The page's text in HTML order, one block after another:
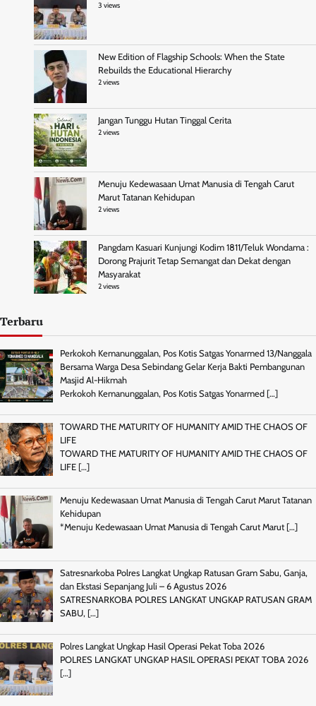
3 views
New Edition of Flagship Schools: When the State
Rebuilds the Educational Hierarchy
2 views
Jangan Tunggu Hutan Tinggal Cerita
2 views
Menuju Kedewasaan Umat Manusia di Tengah Carut
Marut Tatanan Kehidupan
2 views
Pangdam Kasuari Kunjungi Kodim 1811/Teluk Wondama :
Dorong Prajurit Tetap Semangat dan Dekat dengan
Masyarakat
2 views
Terbaru
Perkokoh Kemanunggalan, Pos Kotis Satgas Yonarmed 13/Nanggala
Bersama Warga Desa Sebindang Gelar Kerja Bakti Pembangunan
Masjid Al-Hikmah
Perkokoh Kemanunggalan, Pos Kotis Satgas Yonarmed […]
TOWARD THE MATURITY OF HUMANITY AMID THE CHAOS OF
LIFE
TOWARD THE MATURITY OF HUMANITY AMID THE CHAOS OF
LIFE […]
Menuju Kedewasaan Umat Manusia di Tengah Carut Marut Tatanan
Kehidupan
*Menuju Kedewasaan Umat Manusia di Tengah Carut Marut […]
Satresnarkoba Polres Langkat Ungkap Ratusan Gram Sabu, Ganja,
dan Ekstasi Sepanjang Juli – 6 Agustus 2026
SATRESNARKOBA POLRES LANGKAT UNGKAP RATUSAN GRAM
SABU, […]
Polres Langkat Ungkap Hasil Operasi Pekat Toba 2026
POLRES LANGKAT UNGKAP HASIL OPERASI PEKAT TOBA 2026
[…]